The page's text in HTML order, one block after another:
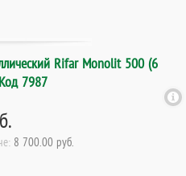
Rifar Monolit 500 (6
7987
8 700.00 руб.